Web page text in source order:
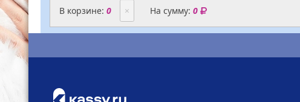
В корзине: 0 × На сумму:0